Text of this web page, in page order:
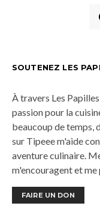
SOUTENEZ LES
À travers Les
passion pour la
beaucoup de temps,
sur Tipeee m'aide
aventure culinaire.
m'encouragent et
FAIRE UN DON